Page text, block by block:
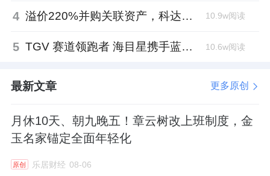
4 溢价220%并购关联资产，科达制造近75亿元重组被否 10.9w阅读
5 TGV 赛道领跑者 海目星携手蓝思科技掘金先进封装 10.6w阅读
最新文章 更多原创
月休10天、朝九晚五！章云树改上班制度，金
玉名家锚定全面年轻化
原创 乐居财经 08-06